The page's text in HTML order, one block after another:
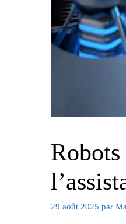
29 août 2025 par